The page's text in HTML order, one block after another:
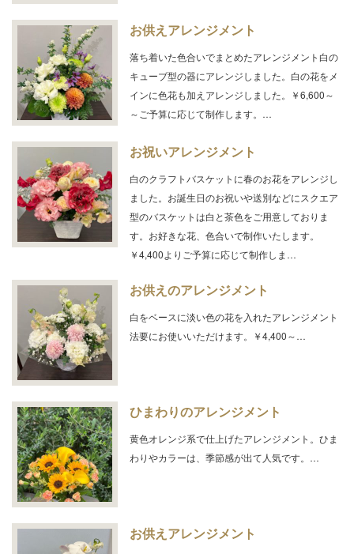
お供えアレンジメント
落ち着いた色合いでまとめたアレンジメント白の
キューブ型の器にアレンジしました。白の花をメ
インに色花も加えアレンジしました。￥6,600～
～ご予算に応じて制作します。…
お祝いアレンジメント
白のクラフトバスケットに春のお花をアレンジし
ました。お誕生日のお祝いや送別などにスクエア
型のバスケットは白と茶色をご用意しておりま
す。お好きな花、色合いで制作いたします。
￥4,400よりご予算に応じて制作しま…
お供えのアレンジメント
白をベースに淡い色の花を入れたアレンジメント
法要にお使いいただけます。￥4,400～…
ひまわりのアレンジメント
黄色オレンジ系で仕上げたアレンジメント。ひま
わりやカラーは、季節感が出て人気です。…
お供えアレンジメント